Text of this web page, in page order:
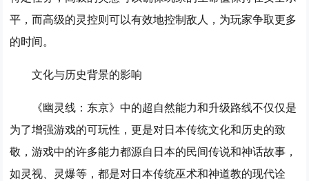
平，而高级的灵控则可以有效地控制敌人，为玩家争取更多
的时间。
文化与历史背景的影响
《幽灵线：东京》中的超自然能力和升级路线不仅仅是
为了增强游戏的可玩性，更是对日本传统文化和历史的致
敬，游戏中的许多能力都源自日本的民间传说和神话故事，
如灵视、灵爆等，都是对日本传统巫术和神道教的现代诠